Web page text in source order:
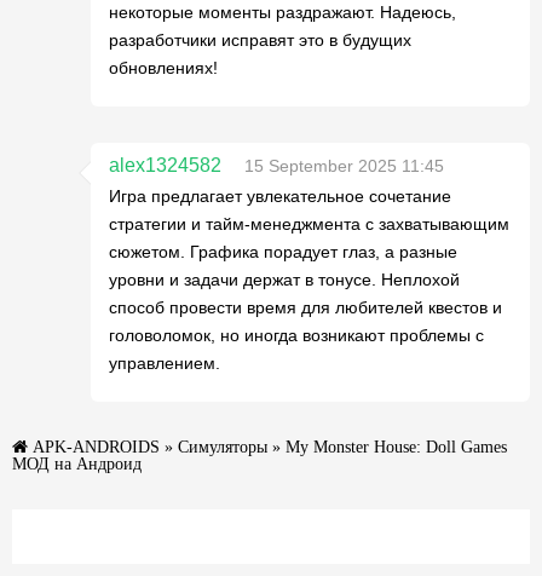
некоторые моменты раздражают. Надеюсь,
разработчики исправят это в будущих
обновлениях!
alex1324582
15 September 2025 11:45
Игра предлагает увлекательное сочетание
стратегии и тайм-менеджмента с захватывающим
сюжетом. Графика порадует глаз, а разные
уровни и задачи держат в тонусе. Неплохой
способ провести время для любителей квестов и
головоломок, но иногда возникают проблемы с
управлением.
APK-ANDROIDS » Симуляторы » My Monster House: Doll Games
МОД на Андроид